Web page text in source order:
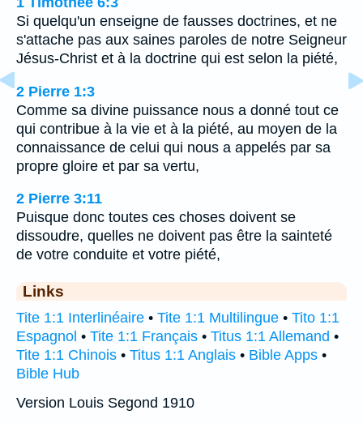
Si quelqu'un enseigne de fausses doctrines, et ne
s'attache pas aux saines paroles de notre Seigneur
Jésus-Christ et à la doctrine qui est selon la piété,
2 Pierre 1:3
Comme sa divine puissance nous a donné tout ce
qui contribue à la vie et à la piété, au moyen de la
connaissance de celui qui nous a appelés par sa
propre gloire et par sa vertu,
2 Pierre 3:11
Puisque donc toutes ces choses doivent se
dissoudre, quelles ne doivent pas être la sainteté
de votre conduite et votre piété,
Links
Tite 1:1 Interlinéaire • Tite 1:1 Multilingue • Tito 1:1
Espagnol • Tite 1:1 Français • Titus 1:1 Allemand •
Tite 1:1 Chinois • Titus 1:1 Anglais • Bible Apps •
Bible Hub
Version Louis Segond 1910